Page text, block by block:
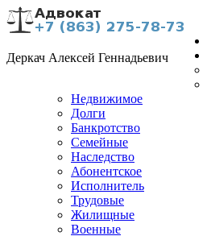
Деркач Алексей Геннадьевич
Недвижимое
Долги
Банкротство
Семейные
Наследство
Абонентское
Исполнитель
Трудовые
Жилищные
Военные